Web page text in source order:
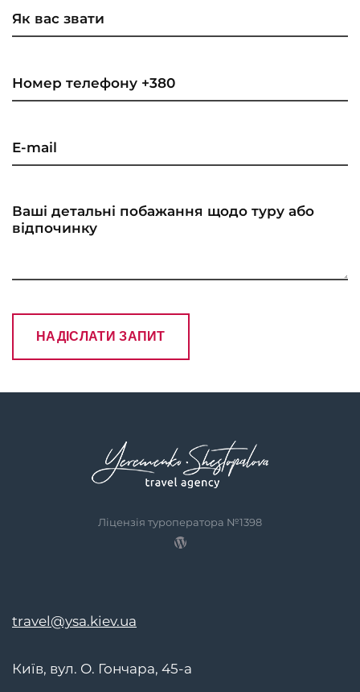
Ліцензія туроператора №1398
travel@ysa.kiev.ua
Київ, вул. О. Гончара, 45-а